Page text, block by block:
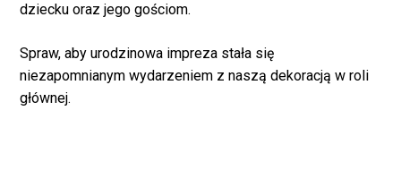
dziecku oraz jego gościom.
Spraw, aby urodzinowa impreza stała się
niezapomnianym wydarzeniem z naszą dekoracją w roli
głównej.